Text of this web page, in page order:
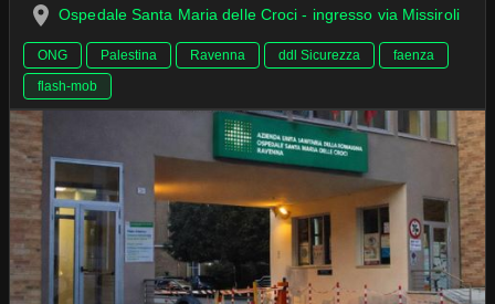
Ospedale Santa Maria delle Croci - ingresso via Missiroli
ONG Palestina Ravenna ddl Sicurezza
faenza
flash-mob